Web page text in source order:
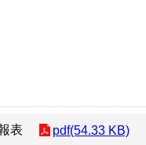
表 pdf(54.33 KB)